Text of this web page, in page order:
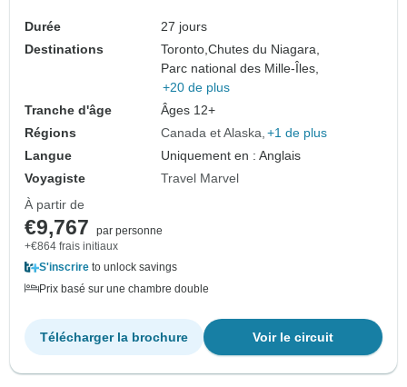
Durée
27 jours
Destinations
Toronto,Chutes du Niagara,
Parc national des Mille-Îles,
+20 de plus
Tranche d'âge
Âges 12+
Régions
Canada et Alaska +1 de plus
Langue
Uniquement en : Anglais
Voyagiste
Travel Marvel
À partir de
€9,767
par personne
+€864 frais initiaux
S'inscrire to unlock savings
Prix basé sur une chambre double
Voir le circuit
Télécharger la brochure